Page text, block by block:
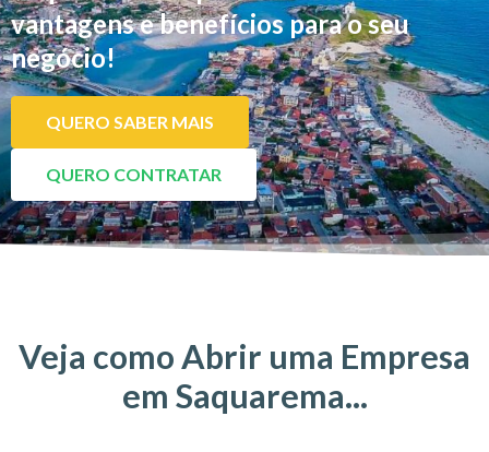
vantagens e benefícios para o seu
negócio!
QUERO SABER MAIS
QUERO CONTRATAR
Veja como Abrir uma Empresa
em Saquarema...